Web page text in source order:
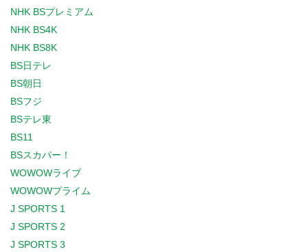
NHK BSプレミアム
NHK BS4K
NHK BS8K
BS日テレ
BS朝日
BSフジ
BSテレ東
BS11
BSスカパー！
WOWOWライブ
WOWOWプライム
J SPORTS 1
J SPORTS 2
J SPORTS 3